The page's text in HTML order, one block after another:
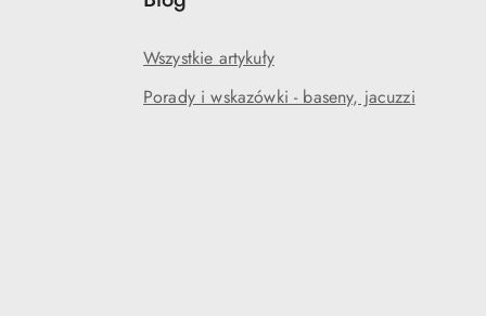
Wszystkie artykuły
Porady i wskazówki - baseny, jacuzzi